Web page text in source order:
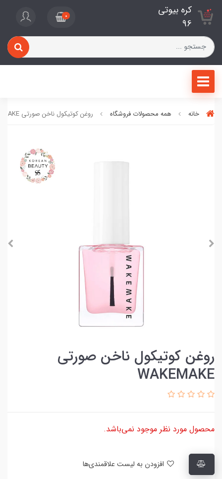
کره بیوتی
96
0
خانه همه محصولات فروشگاه روغن کوتیکول ناخن صورتی WAKEMAKE
روغن کوتیکول ناخن صورتی
WAKEMAKE
محصول مورد نظر موجود نمی‌باشد.